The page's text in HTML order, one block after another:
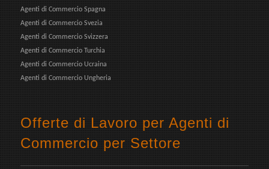
Agenti di Commercio Spagna
Agenti di Commercio Svezia
Agenti di Commercio Svizzera
Agenti di Commercio Turchia
Agenti di Commercio Ucraina
Agenti di Commercio Ungheria
Offerte di Lavoro per Agenti di
Commercio per Settore